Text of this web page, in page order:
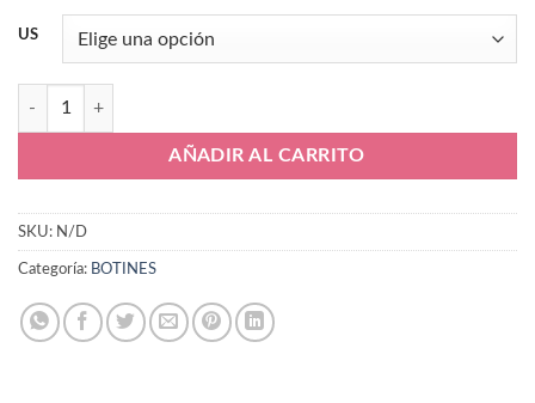
US
Adidas Predator Semiprofesional FG cantidad
AÑADIR AL CARRITO
SKU: N/D
Categoría: BOTINES